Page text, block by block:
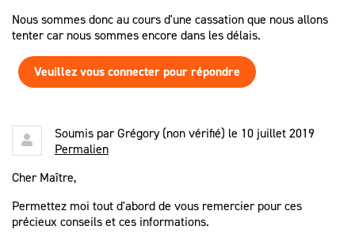
Nous sommes donc au cours d'une cassation que nous allons
tenter car nous sommes encore dans les délais.
Veuillez vous connecter pour répondre
Soumis parGrégory (non vérifié) le 10 juillet 2019
Permalien
Cher Maître,
Permettez moi tout d'abord de vous remercier pour ces
précieux conseils et ces informations.